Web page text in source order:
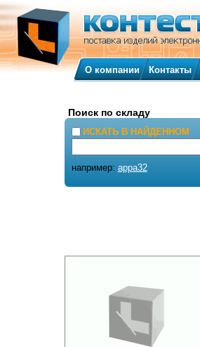
О компании Контакты
Поиск по складу
ИСКАТЬ В НАЙДЕННОМ
например: appa32